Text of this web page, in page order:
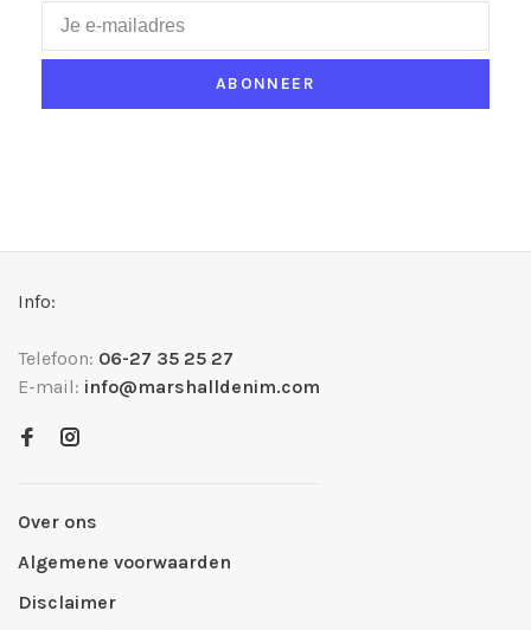
ABONNEER
Info:
Telefoon: 06-27 35 25 27
E-mail: info@marshalldenim.com
Over ons
Algemene voorwaarden
Disclaimer